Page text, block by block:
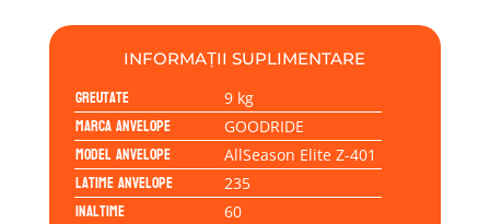
235/60R16
INFORMAȚII SUPLIMENTARE
Greutate 9 kg
Marca anvelope GOODRIDE
Model anvelope AllSeason Elite Z-401
Latime anvelope 235
Inaltime 60